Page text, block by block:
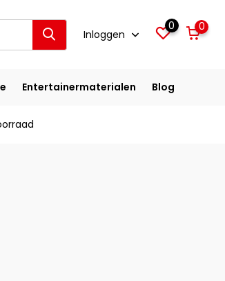
Inloggen
0 0
Entertainermaterialen Blog